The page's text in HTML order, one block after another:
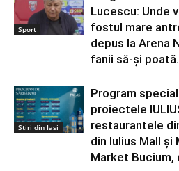
Sport
Lucescu: Unde
fostul mare
depus la Arena
fanii să-și
Stiri din Iasi
Program
proiectele
restaurantele
din Iulius Mall și
Market Bucium,